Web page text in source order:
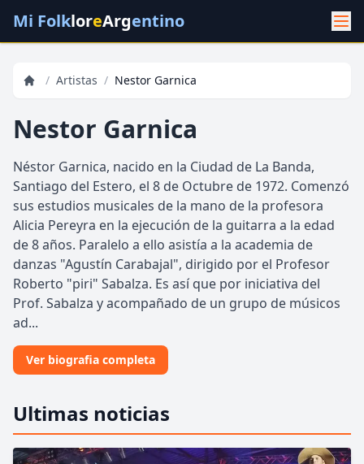
Mi FolkloreArgentino
/ Artistas / Nestor Garnica
Nestor Garnica
Néstor Garnica, nacido en la Ciudad de La Banda,
Santiago del Estero, el 8 de Octubre de 1972. Comenzó
sus estudios musicales de la mano de la profesora
Alicia Pereyra en la ejecución de la guitarra a la edad
de 8 años. Paralelo a ello asistía a la academia de
danzas "Agustín Carabajal", dirigido por el Profesor
Roberto "piri" Sabalza. Es así que por iniciativa del
Prof. Sabalza y acompañado de un grupo de músicos
ad...
Ver biografia completa
Ultimas noticias